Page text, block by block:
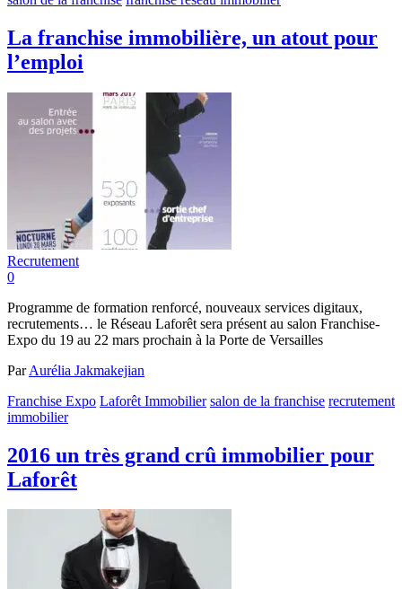
La franchise immobilière, un atout pour
l’emploi
Recrutement
0
Programme de formation renforcé, nouveaux services digitaux,
recrutements… le Réseau Laforêt sera présent au salon Franchise-
Expo du 19 au 22 mars prochain à la Porte de Versailles
ParAurélia Jakmakejian
Franchise Expo Laforêt Immobilier salon de la franchise recrutement
immobilier
2016 un très grand crû immobilier pour
Laforêt